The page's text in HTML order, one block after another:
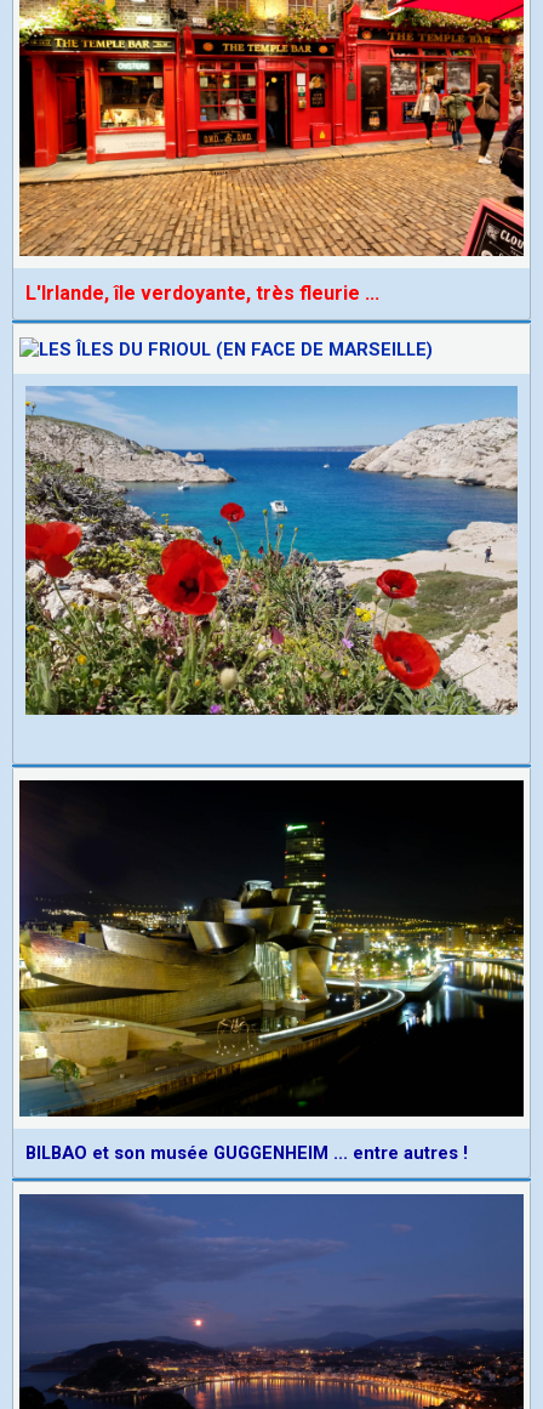
L'Irlande, île verdoyante, très fleurie ...
BILBAO et son musée GUGGENHEIM ... entre autres !